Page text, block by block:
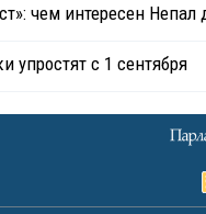
чем интересен Непал
упростят с 1 сентября